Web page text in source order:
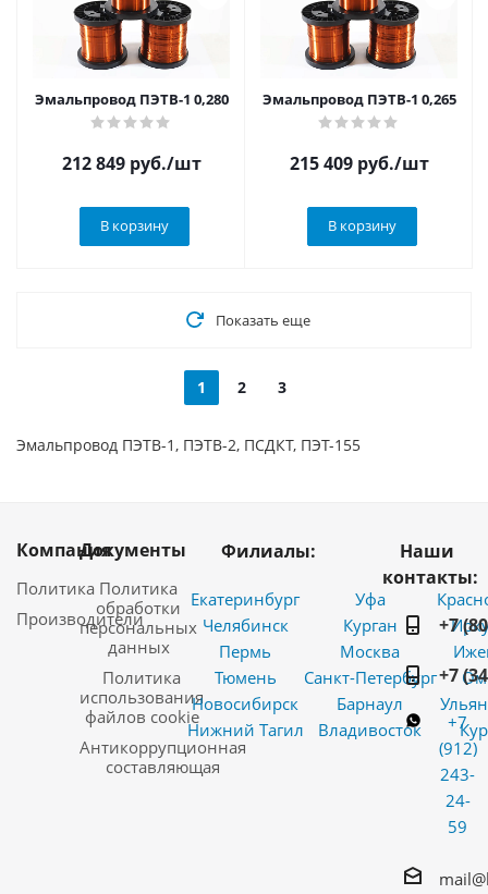
Эмальпровод ПЭТВ-1 0,280
212 849руб./шт
В корзину
Эмальпровод ПЭТВ-1 0,265
215 409руб./шт
В корзину
Показать еще
1 2 3
Эмальпровод ПЭТВ-1, ПЭТВ-2, ПСДКТ, ПЭТ-155
Компания
Политика
Производители
Документы
Политика
обработки
персональных
данных
Политика
использования
файлов cookie
Антикоррупционная
составляющая
Филиалы:
Екатеринбург
Челябинск
Пермь
Тюмень
Новосибирск
Нижний Тагил
Уфа
Курган
Москва
Санкт-Петербург
Барнаул
Владивосток
Наши
контакты:
+7
+7
+7
(912)
243-
24-
59